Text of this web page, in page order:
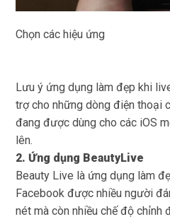
Chọn các hiệu ứng
Lưu ý ứng dụng làm đẹp khi
trợ cho những dòng điện thoại
đang được dùng cho các iOS
lên.
2. Ứng dụng BeautyLive
Beauty Live là ứng dụng làm
Facebook được nhiều người
nét mà còn nhiều chế độ chỉnh